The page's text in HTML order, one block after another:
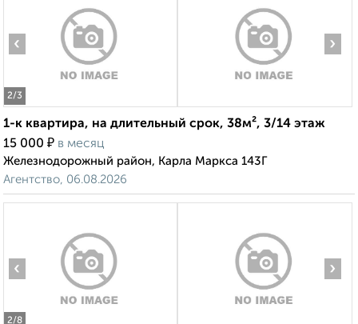
2/3
‹ ›
1-к квартира, на длительный срок, 38м², 3/14 этаж
15 000 ₽ в месяц
Железнодорожный район, Карла Маркса 143Г
Агентство, 06.08.2026
2/8
‹ ›